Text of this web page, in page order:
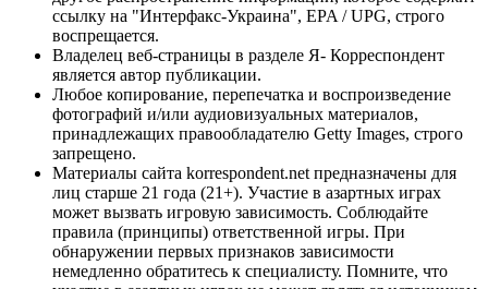
ссылку на "Интерфакс-Украина", EPA / UPG, строго
воспрещается.
Владелец веб-страницы в разделе Я- Корреспондент
является автор публикации.
Любое копирование, перепечатка и воспроизведение
фотографий и/или аудиовизуальных материалов,
принадлежащих правообладателю Getty Images, строго
запрещено.
Материалы сайта korrespondent.net предназначены для
лиц старше 21 года (21+). Участие в азартных играх
может вызвать игровую зависимость. Соблюдайте
правила (принципы) ответственной игры. При
обнаружении первых признаков зависимости
немедленно обратитесь к специалисту. Помните, что